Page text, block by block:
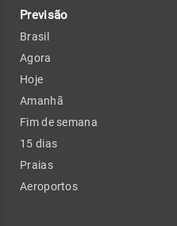
Previsão
Brasil
Agora
Hoje
Amanhã
Fim de semana
15 dias
Praias
Aeroportos